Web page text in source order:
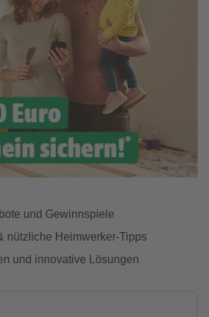
und Gewinnspiele
nützliche Heimwerker-Tipps
und innovative Lösungen